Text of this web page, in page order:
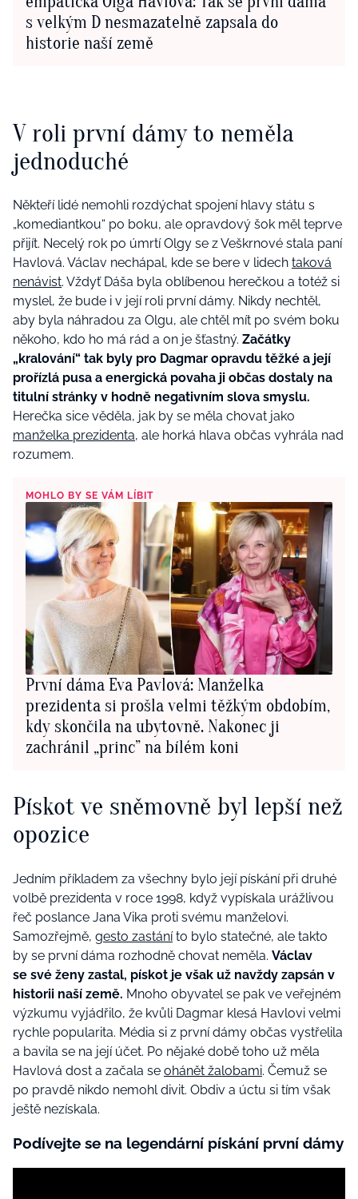
s velkým D nesmazatelně zapsala do
historie naší země
V roli první dámy to neměla
jednoduché
Někteří lidé nemohli rozdýchat spojení hlavy státu s
„komediantkou“ po boku, ale opravdový šok měl teprve
přijít. Necelý rok po úmrtí Olgy se z Veškrnové stala paní
Havlová. Václav nechápal, kde se bere v lidech taková
nenávist. Vždyť Dáša byla oblíbenou herečkou a totéž si
myslel, že bude i v její roli první dámy. Nikdy nechtěl,
aby byla náhradou za Olgu, ale chtěl mít po svém boku
někoho, kdo ho má rád a on je šťastný. Začátky
„kralování“ tak byly pro Dagmar opravdu těžké a její
prořízlá pusa a energická povaha ji občas dostaly na
titulní stránky v hodně negativním slova smyslu.
Herečka sice věděla, jak by se měla chovat jako
manželka prezidenta, ale horká hlava občas vyhrála nad
rozumem.
MOHLO BY SE VÁM LÍBIT
První dáma Eva Pavlová: Manželka
prezidenta si prošla velmi těžkým obdobím,
kdy skončila na ubytovně. Nakonec ji
zachránil „princ” na bílém koni
Pískot ve sněmovně byl lepší než
opozice
Jedním příkladem za všechny bylo její pískání při druhé
volbě prezidenta v roce 1998, když vypískala urážlivou
řeč poslance Jana Vika proti svému manželovi.
Samozřejmě, gesto zastáníto bylo statečné, ale takto
by se první dáma rozhodně chovat neměla. Václav
se své ženy zastal, pískot je však už navždy zapsán v
historii naší země. Mnoho obyvatel se pak ve veřejném
výzkumu vyjádřilo, že kvůli Dagmar klesá Havlovi velmi
rychle popularita. Média si z první dámy občas vystřelila
a bavila se na její účet. Po nějaké době toho už měla
Havlová dost a začala se ohánět žalobami. Čemuž se
po pravdě nikdo nemohl divit. Obdiv a úctu si tím však
ještě nezískala.
Podívejte se na legendární pískání první dámy